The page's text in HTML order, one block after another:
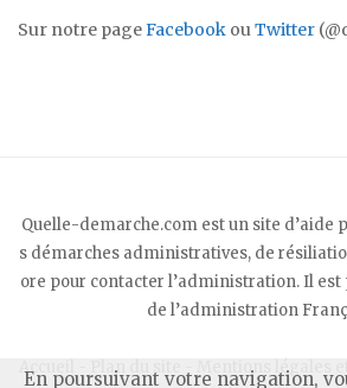
Sur notre pageFacebook ou Twitter
Quelle-demarche.com est un site d’aide
s démarches administratives, de
ore pour contacter l’administration. Il
de l’administration
Accueil Plan du site Mentions légales et
En poursuivant votre navigation,